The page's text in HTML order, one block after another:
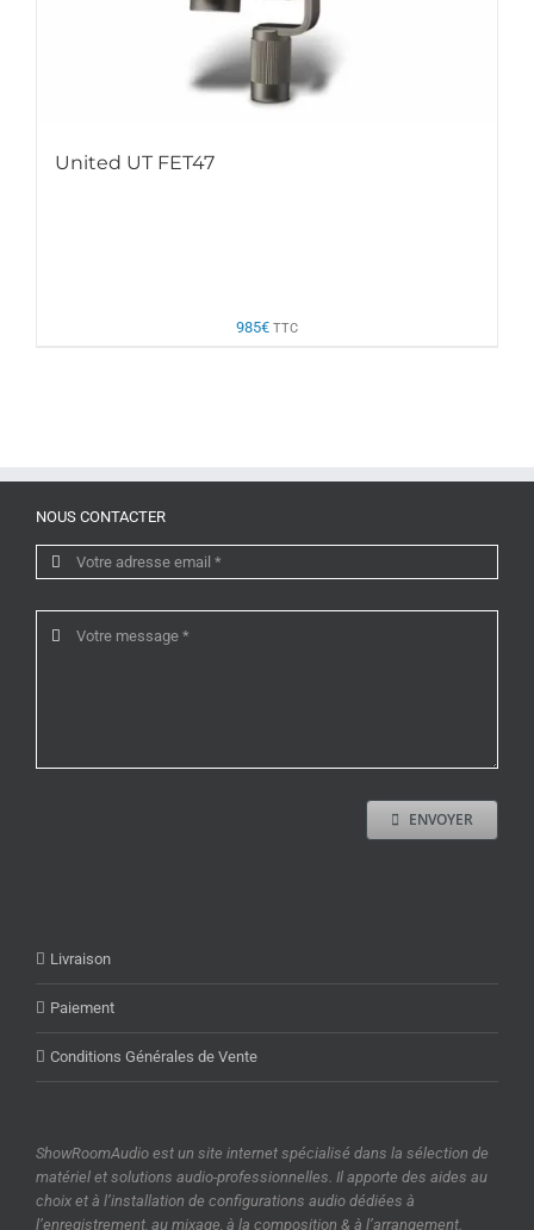
United UT FET47
985€ TTC
NOUS CONTACTER
ENVOYER
Livraison
Paiement
Conditions Générales de Vente
ShowRoomAudio est un site internet spécialisé dans la sélection de
matériel et solutions audio-professionnelles. Il apporte des aides au
choix et à l’installation de configurations audio dédiées à
l’enregistrement, au mixage, à la composition & à l’arrangement.